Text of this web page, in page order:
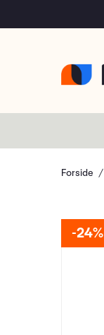
Forside
24%